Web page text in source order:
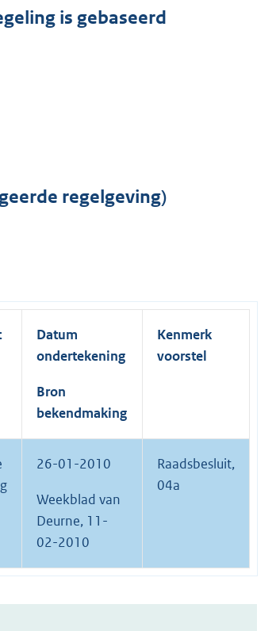
is gebaseerd
regelgeving)
Datum
ondertekening
Bron
bekendmaking
Kenmerk
voorstel
26-01-2010
Weekblad van
Deurne, 11-
02-2010
Raadsbesluit,
04a